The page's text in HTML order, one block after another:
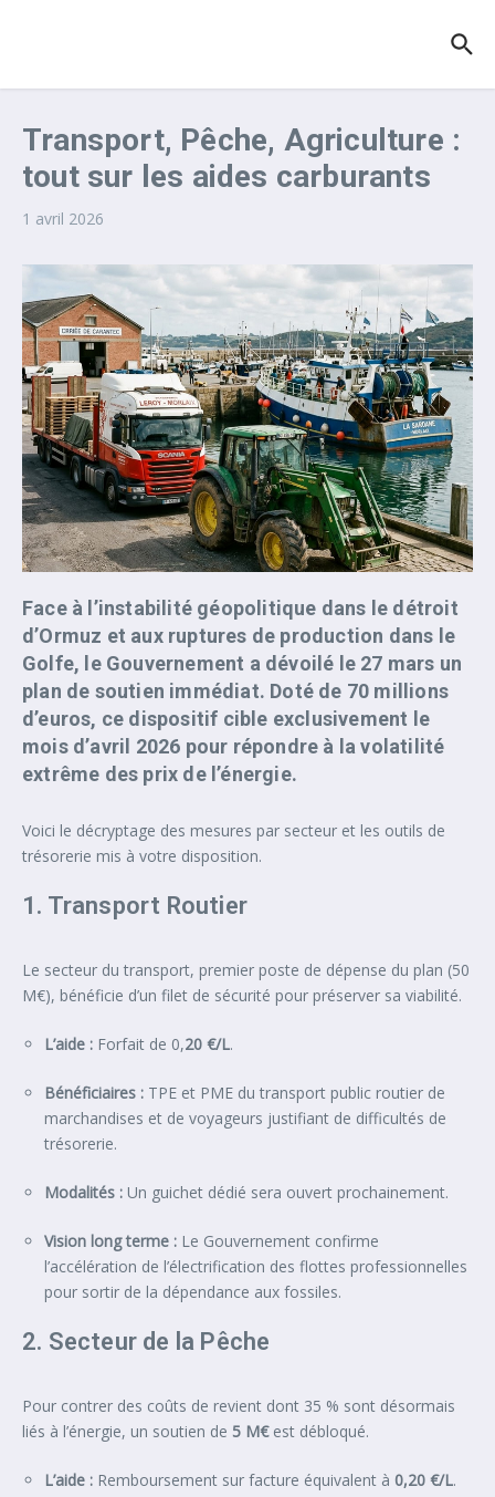
Transport, Pêche, Agriculture :
tout sur les aides carburants
1 avril 2026
Face à l’instabilité géopolitique dans le détroit
d’Ormuz et aux ruptures de production dans le
Golfe, le Gouvernement a dévoilé le 27 mars un
plan de soutien immédiat. Doté de 70 millions
d’euros, ce dispositif cible exclusivement le
mois d’avril 2026 pour répondre à la volatilité
extrême des prix de l’énergie.
Voici le décryptage des mesures par secteur et les outils de
trésorerie mis à votre disposition.
1. Transport Routier
Le secteur du transport, premier poste de dépense du plan (50
M€), bénéficie d’un filet de sécurité pour préserver sa viabilité.
L’aide : Forfait de 0,20 €/L.
Bénéficiaires : TPE et PME du transport public routier de
marchandises et de voyageurs justifiant de difficultés de
trésorerie.
Modalités : Un guichet dédié sera ouvert prochainement.
Vision long terme : Le Gouvernement confirme
l’accélération de l’électrification des flottes professionnelles
pour sortir de la dépendance aux fossiles.
2. Secteur de la Pêche
Pour contrer des coûts de revient dont 35 % sont désormais
liés à l’énergie, un soutien de 5 M€est débloqué.
L’aide : Remboursement sur facture équivalent à 0,20 €/L.